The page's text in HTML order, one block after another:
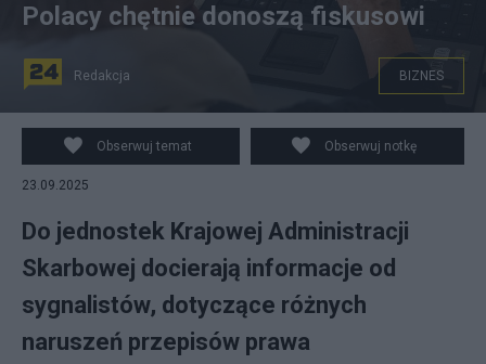
Polacy chętnie donoszą fiskusowi
Redakcja BIZNES
Obserwuj temat Obserwuj notkę
23.09.2025
Do jednostek Krajowej Administracji
Skarbowej docierają informacje od
sygnalistów, dotyczące różnych
naruszeń przepisów prawa